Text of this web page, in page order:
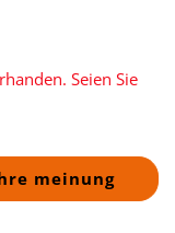
Seien Sie
meinung